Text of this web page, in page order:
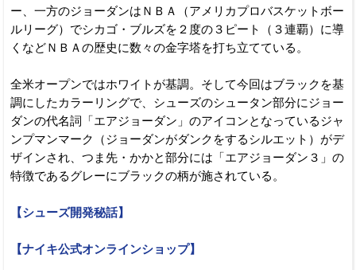
ー、一方のジョーダンはＮＢＡ（アメリカプロバスケットボー
ルリーグ）でシカゴ・ブルズを２度の３ピート（３連覇）に導
くなどＮＢＡの歴史に数々の金字塔を打ち立てている。
全米オープンではホワイトが基調。そして今回はブラックを基
調にしたカラーリングで、シューズのシュータン部分にジョー
ダンの代名詞「エアジョーダン」のアイコンとなっているジャ
ンプマンマーク（ジョーダンがダンクをするシルエット）がデ
ザインされ、つま先・かかと部分には「エアジョーダン３」の
特徴であるグレーにブラックの柄が施されている。
【シューズ開発秘話】
【ナイキ公式オンラインショップ】